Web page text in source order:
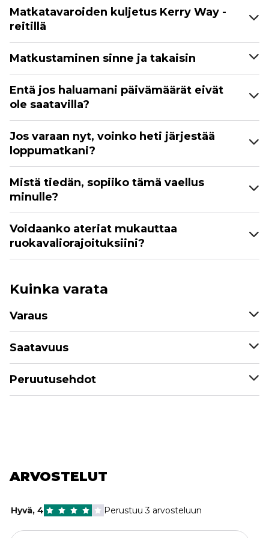
Matkatavaroiden kuljetus Kerry Way -
reitillä
Matkustaminen sinne ja takaisin
Entä jos haluamani päivämäärät eivät
ole saatavilla?
Jos varaan nyt, voinko heti järjestää
loppumatkani?
Mistä tiedän, sopiiko tämä vaellus
minulle?
Voidaanko ateriat mukauttaa
ruokavaliorajoituksiini?
Kuinka varata
Varaus
Saatavuus
Peruutusehdot
ARVOSTELUT
Hyvä,4 Perustuu 3 arvosteluun